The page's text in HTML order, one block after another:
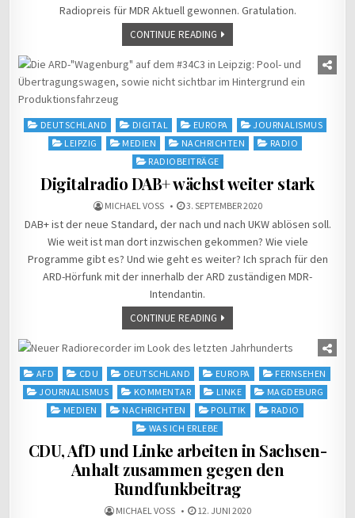
Radiopreis für MDR Aktuell gewonnen. Gratulation.
CONTINUE READING
PostedDEUTSCHLAND DIGITAL EUROPA
JOURNALISMUS
LEIPZIG
MEDIEN NACHRICHTEN
RADIO
RADIOBEITRÄGE
Digitalradio DAB+ wächst weiter stark
MICHAEL VOSS 3. SEPTEMBER 2020
DAB+ ist der neue Standard, der nach und nach UKW ablösen soll.
Wie weit ist man dort inzwischen gekommen? Wie viele
Programme gibt es? Und wie geht es weiter? Ich sprach für den
ARD-Hörfunk mit der innerhalb der ARD zuständigen MDR-
Intendantin.
CONTINUE READING
Posted
in
AFD CDU DEUTSCHLAND EUROPA
FERNSEHEN
JOURNALISMUS
KOMMENTAR LINKE
MAGDEBURG
MEDIEN
NACHRICHTEN POLITIK
RADIO
WAS ICH ERLEBE
CDU, AfD und Linke arbeiten in Sachsen-
Anhalt zusammen gegen den
Rundfunkbeitrag
MICHAEL VOSS 12. JUNI 2020